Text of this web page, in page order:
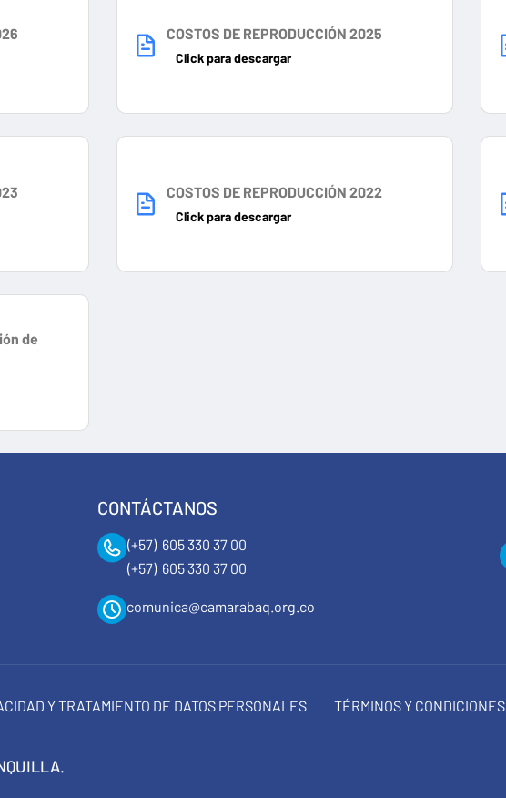
COSTOS DE REPRODUCCIÓN 2025
Click para descargar
COSTOS DE REPRODUCCIÓN 2022
Click para descargar
de
CONTÁCTANOS
(+57) 605 330 37 00
(+57) 605 330 37 00
comunica@camarabaq.org.co
Y TRATAMIENTO DE DATOS PERSONALES TÉRMINOS Y CONDICIONES